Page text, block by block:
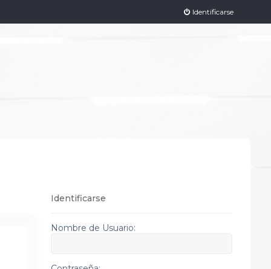
Identificarse
Identificarse
Nombre de Usuario: